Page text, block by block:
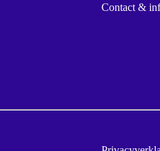
Contact &